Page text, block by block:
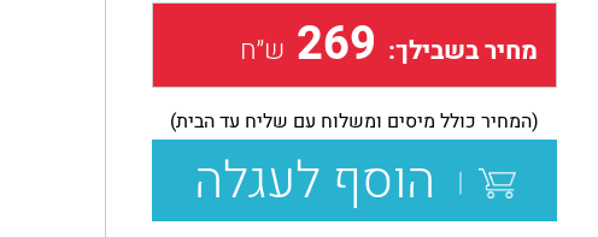
מחיר בשבילך: 269 ש״ח
(המחיר כולל מיסים ומשלוח עם שליח עד הבית)
הוסף לעגלה